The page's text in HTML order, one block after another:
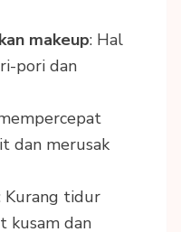
makeup: Hal
pori dan
dan merusak
Kurang tidur
kusam dan